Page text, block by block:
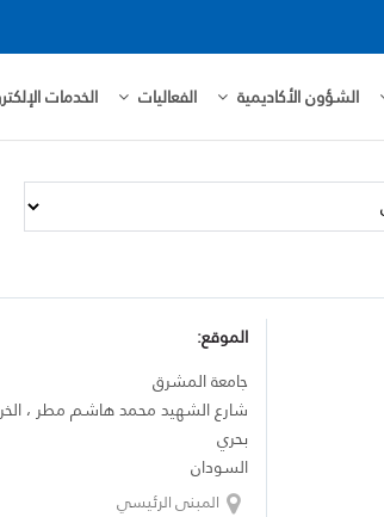
الشؤون الأكاديمية الفعاليات الخدمات
الموقع:
جامعة المشرق
شارع الشهيد محمد هاشم مطر ،
بحري
السودان
المبنى الرئيسي